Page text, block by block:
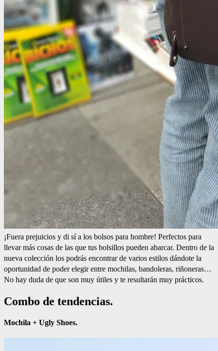
¡Fuera prejuicios y di sí a los bolsos para hombre! Perfectos para
llevar más cosas de las que tus bolsillos pueden abarcar. Dentro de la
nueva colección los podrás encontrar de varios estilos dándote la
oportunidad de poder elegir entre mochilas, bandoleras, riñoneras…
No hay duda de que son muy útiles y te resultarán muy prácticos.
Combo de tendencias.
Mochila + Ugly Shoes.